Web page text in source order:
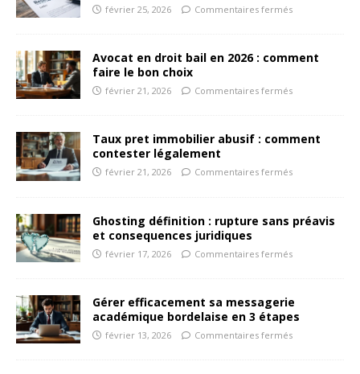
février 25, 2026 Commentaires fermés
Avocat en droit bail en 2026 : comment
faire le bon choix
février 21, 2026 Commentaires fermés
Taux pret immobilier abusif : comment
contester légalement
février 21, 2026 Commentaires fermés
Ghosting définition : rupture sans préavis
et consequences juridiques
février 17, 2026 Commentaires fermés
Gérer efficacement sa messagerie
académique bordelaise en 3 étapes
février 13, 2026 Commentaires fermés